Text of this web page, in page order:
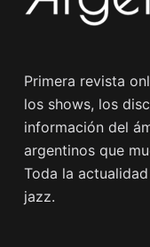
Primera revista
los shows, los
información del
argentinos que
Toda la
jazz.